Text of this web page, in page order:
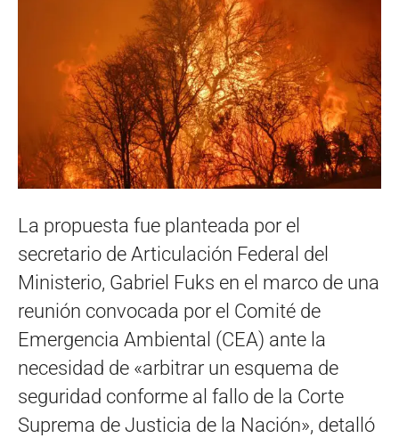
La propuesta fue planteada por el
secretario de Articulación Federal del
Ministerio, Gabriel Fuks en el marco de una
reunión convocada por el Comité de
Emergencia Ambiental (CEA) ante la
necesidad de «arbitrar un esquema de
seguridad conforme al fallo de la Corte
Suprema de Justicia de la Nación», detalló